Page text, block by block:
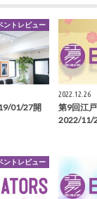
ントレビュー
01/27開
2022.12.26
第9回江
2022/11/
ントレビュー